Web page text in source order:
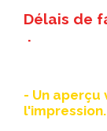
Délais de
.
- Un aperçu
l'impression.